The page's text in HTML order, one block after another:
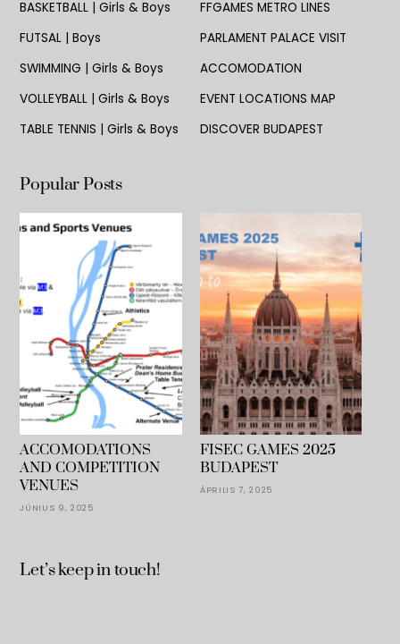
BASKETBALL | Girls & Boys
FUTSAL | Boys
SWIMMING | Girls & Boys
VOLLEYBALL | Girls & Boys
TABLE TENNIS | Girls & Boys
FFGAMES METRO LINES
PARLAMENT PALACE VISIT
ACCOMODATION
EVENT LOCATIONS MAP
DISCOVER BUDAPEST
Popular Posts
ACCOMODATIONS
AND COMPETITION
VENUES
JÚNIUS 9, 2025
FISEC GAMES 2025
BUDAPEST
ÁPRILIS 7, 2025
Let’s keep in touch!